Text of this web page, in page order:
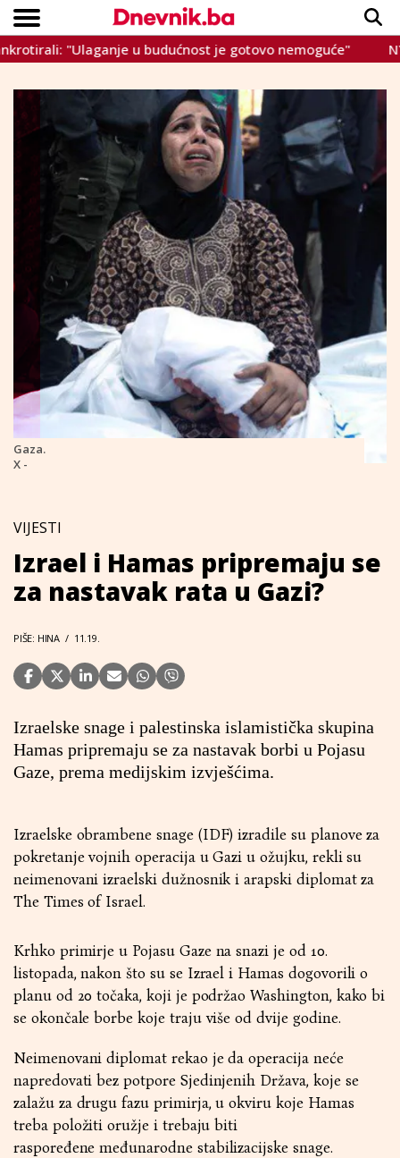
VIJESTI
SPORT
INTERVIEW
TEME
CRNA KRONIKA
LIFESTYLE
Copyright © Dnevnik.ba 2023.
"Ulaganje u budućnost je gotovo nemoguće" NYT:
Gaza.
X -
VIJESTI
Izrael i Hamas pripremaju se
za nastavak rata u Gazi?
PIŠE: HINA / 11.19.
Izraelske snage i palestinska islamistička skupina
Hamas pripremaju se za nastavak borbi u Pojasu
Gaze, prema medijskim izvješćima.
Izraelske obrambene snage (IDF) izradile su planove za
pokretanje vojnih operacija u Gazi u ožujku, rekli su
neimenovani izraelski dužnosnik i arapski diplomat za
The Times of Israel.
Krhko primirje u Pojasu Gaze na snazi ​​je od 10.
listopada, nakon što su se Izrael i Hamas dogovorili o
planu od 20 točaka, koji je podržao Washington, kako bi
se okončale borbe koje traju više od dvije godine.
Neimenovani diplomat rekao je da operacija neće
napredovati bez potpore Sjedinjenih Država, koje se
zalažu za drugu fazu primirja, u okviru koje Hamas
treba položiti oružje i trebaju biti
raspoređene međunarodne stabilizacijske snage.